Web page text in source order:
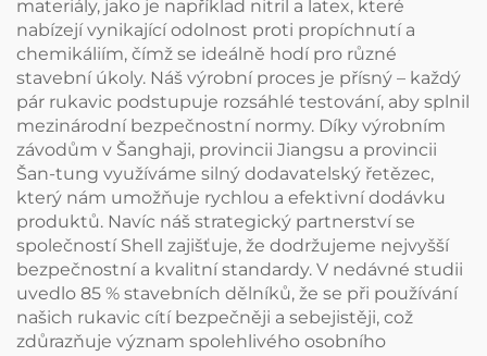
materiály, jako je například nitril a latex, které
nabízejí vynikající odolnost proti propíchnutí a
chemikáliím, čímž se ideálně hodí pro různé
stavební úkoly. Náš výrobní proces je přísný – každý
pár rukavic podstupuje rozsáhlé testování, aby splnil
mezinárodní bezpečnostní normy. Díky výrobním
závodům v Šanghaji, provincii Jiangsu a provincii
Šan-tung využíváme silný dodavatelský řetězec,
který nám umožňuje rychlou a efektivní dodávku
produktů. Navíc náš strategický partnerství se
společností Shell zajišťuje, že dodržujeme nejvyšší
bezpečnostní a kvalitní standardy. V nedávné studii
uvedlo 85 % stavebních dělníků, že se při používání
našich rukavic cítí bezpečněji a sebejistěji, což
zdůrazňuje význam spolehlivého osobního